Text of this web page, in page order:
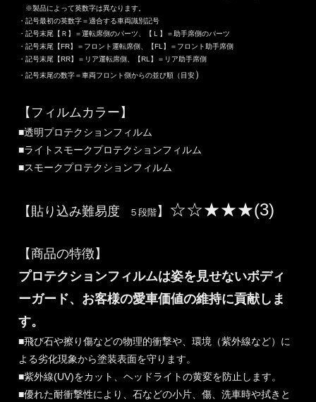
※製品によって英数字は異なります。
・記号最初の英数字＝適合する車両識別記号
・記号末尾【Ｒ】＝運転席側のパーツ、【Ｌ】＝助手席側のパーツ
・記号末尾【FR】＝フロント運転席側、【FL】＝フロント助手席側
・記号末尾【RR】＝リア運転席側、【RL】＝リア助手席側
・記号末尾の数字＝車両フロント側からの並び順（目安）
【フィルムカラー】
■透明プロテクションフィルム
■ライトスモークプロテクションフィルム
■スモークプロテクションフィルム
【貼り込み難易度 ５段階 】 ☆☆★★★(3)
【商品の特徴】
プロテクションフィルムは姿を見せないボディ
ーガード、お客様の愛車価値の維持に貢献しま
す。
■飛び石や擦り傷などの物理的衝撃や、環境（紫外線など）に
よる劣化現象から塗装表面を守ります。
■紫外線(UV)をカット、ヘッドライトの黄変を防止します。
■優れた耐衝撃性により、石などの小片、傷、洗車時や拭きと